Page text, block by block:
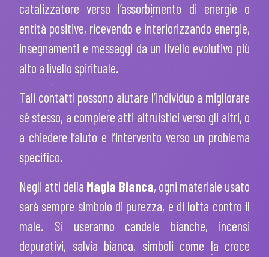
catalizzatore verso l’assorbimento di energie o
entità positive, ricevendo e interiorizzando energie,
insegnamenti e messaggi da un livello evolutivo più
alto a livello spirituale.
Tali contatti possono aiutare l’individuo a migliorare
sé stesso, a compiere atti altruistici verso gli altri, o
a chiedere l’aiuto e l’intervento verso un problema
specifico.
Negli atti della Magia Bianca, ogni materiale usato
sarà sempre simbolo di purezza, e di lotta contro il
male. Si useranno candele bianche, incensi
depurativi, salvia bianca, simboli come la croce